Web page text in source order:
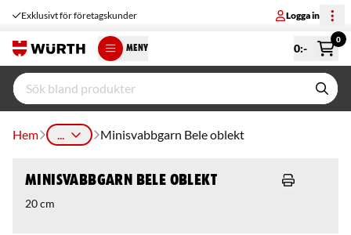
Exklusivt för företagskunder Logga in
MENY 0:-
0
Hem ... Minisvabbgarn Bele oblekt
Minisvabbgarn Bele oblekt
20 cm